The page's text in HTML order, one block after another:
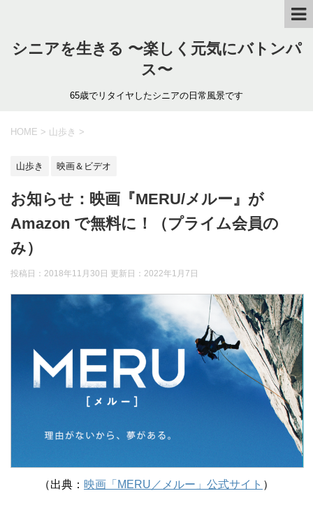
シニアを生きる 〜楽しく元気にバトンパ
ス〜
65歳でリタイヤしたシニアの日常風景です
HOME > 山歩き >
山歩き 映画＆ビデオ
お知らせ：映画『MERU/メルー』が
Amazon で無料に！（プライム会員の
み）
投稿日：2018年11月30日 更新日： 2022年1月7日
（出典： 映画「MERU／メルー」公式サイト ）